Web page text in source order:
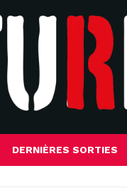
DERNIÈRES SORTIES